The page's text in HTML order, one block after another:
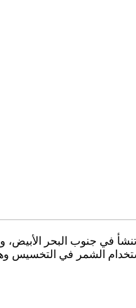
في جنوب البحر الأبيض،
الشمر في التخسيس